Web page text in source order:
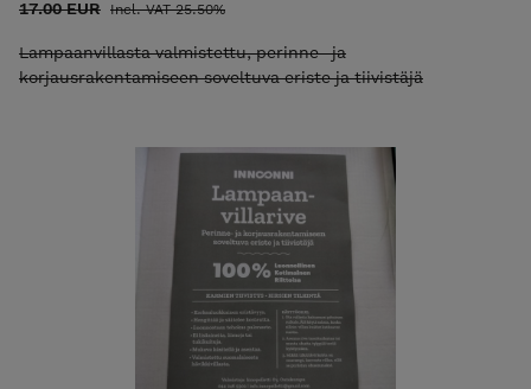
17.00 EUR Incl. VAT 25.50%
Lampaanvillasta valmistettu, perinne- ja
korjausrakentamiseen soveltuva eriste ja tiivistäjä